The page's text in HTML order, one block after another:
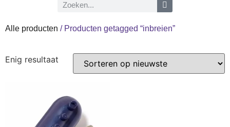
Alle producten / Producten getagged “inbreien”
Enig resultaat